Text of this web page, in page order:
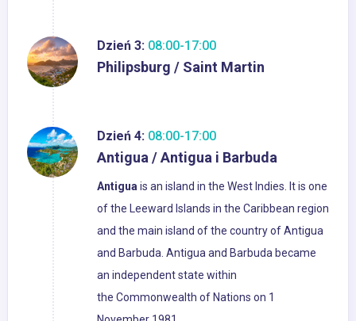
Dzień 3: 08:00-17:00
Philipsburg / Saint Martin
Dzień 4: 08:00-17:00
Antigua / Antigua i Barbuda
Antiguais an island in the West Indies. It is one
of the Leeward Islands in the Caribbean region
and the main island of the country of Antigua
and Barbuda. Antigua and Barbuda became
an independent state within
the Commonwealth of Nations on 1